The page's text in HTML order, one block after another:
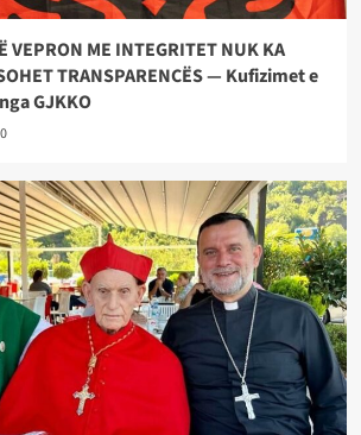
VEPRON ME INTEGRITET NUK KA
TRANSPARENCËS — Kufizimet e
GJKKO
0